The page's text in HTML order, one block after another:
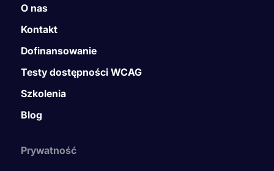
O nas
Kontakt
Dofinansowanie
Testy dostępności WCAG
Szkolenia
Blog
Prywatność